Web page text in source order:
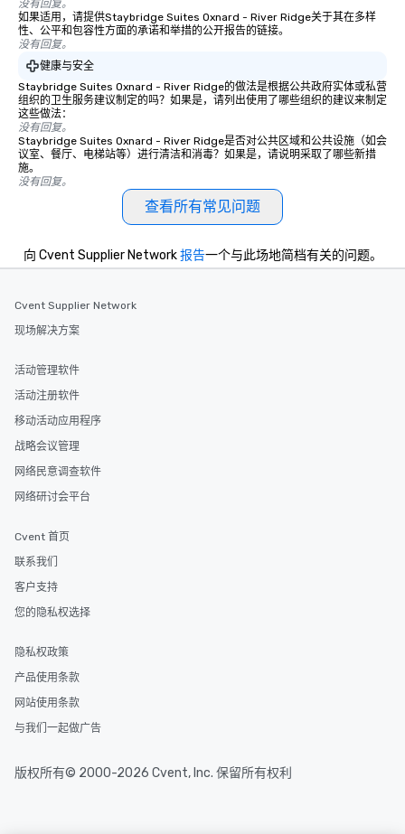
没有回复。
如果适用，请提供Staybridge Suites Oxnard - River Ridge关于其在多样
性、公平和包容性方面的承诺和举措的公开报告的链接。
没有回复。
健康与安全
Staybridge Suites Oxnard - River Ridge的做法是根据公共政府实体或私营
组织的卫生服务建议制定的吗？如果是，请列出使用了哪些组织的建议来制定
这些做法：
没有回复。
Staybridge Suites Oxnard - River Ridge是否对公共区域和公共设施（如会
议室、餐厅、电梯站等）进行清洁和消毒？如果是，请说明采取了哪些新措
施。
没有回复。
查看所有常见问题
向 Cvent Supplier Network报告一个与此场地简档有关的问题。
Cvent Supplier Network
现场解决方案
活动管理软件
活动注册软件
移动活动应用程序
战略会议管理
网络民意调查软件
网络研讨会平台
Cvent 首页
联系我们
客户支持
您的隐私权选择
隐私权政策
产品使用条款
网站使用条款
与我们一起做广告
版权所有© 2000-2026 Cvent, Inc. 保留所有权利